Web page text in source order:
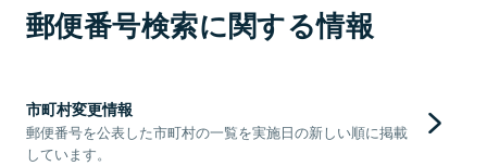
郵便番号検索に関する情報
市町村変更情報
郵便番号を公表した市町村の一覧を実施日の新しい順に掲載
しています。